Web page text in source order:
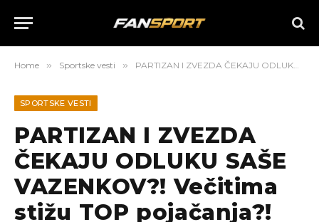
Home » Sportske vesti » PARTIZAN I ZVEZDA ČEKAJU ODLUKU SAŠE VAZENKOV?! Večitima stižu TOP pojačanja?!
SPORTSKE VESTI
PARTIZAN I ZVEZDA
ČEKAJU ODLUKU SAŠE
VAZENKOV?! Večitima
stižu TOP pojačanja?!